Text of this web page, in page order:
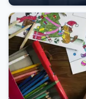
instituce na...